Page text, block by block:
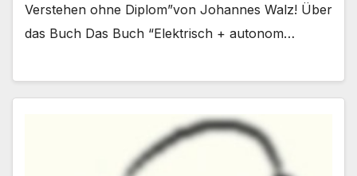
Verstehen ohne Diplom”von Johannes Walz! Über
das Buch Das Buch “Elektrisch + autonom…